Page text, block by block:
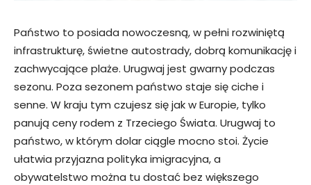
Państwo to posiada nowoczesną, w pełni rozwiniętą
infrastrukturę, świetne autostrady, dobrą komunikację i
zachwycające plaże. Urugwaj jest gwarny podczas
sezonu. Poza sezonem państwo staje się ciche i
senne. W kraju tym czujesz się jak w Europie, tylko
panują ceny rodem z Trzeciego Świata. Urugwaj to
państwo, w którym dolar ciągle mocno stoi. Życie
ułatwia przyjazna polityka imigracyjna, a
obywatelstwo można tu dostać bez większego